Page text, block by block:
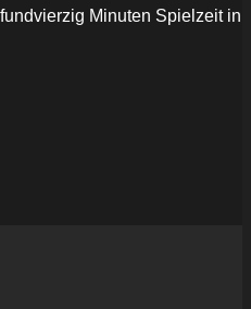
Minuten Spielzeit in